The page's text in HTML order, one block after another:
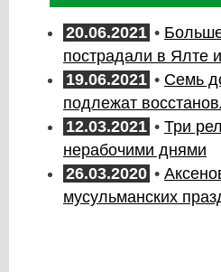
20.06.2021 •
пострадали в Ялте
19.06.2021 • Семь
подлежат
12.03.2021 • Три
нерабочими днями
26.03.2020 •
мусульманских